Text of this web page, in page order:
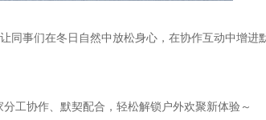
事们在冬日自然中放松身心，在协作互动中增进
工协作、默契配合，轻松解锁户外欢聚新体验～